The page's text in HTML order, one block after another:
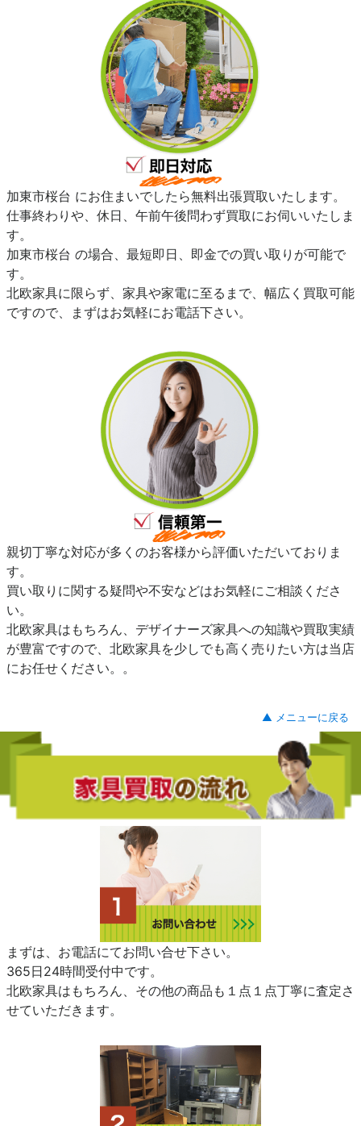
加東市桜台 にお住まいでしたら無料出張買取いたします。
仕事終わりや、休日、午前午後問わず買取にお伺いいたしま
す。
加東市桜台 の場合、最短即日、即金での買い取りが可能で
す。
北欧家具に限らず、家具や家電に至るまで、幅広く買取可能
ですので、まずはお気軽にお電話下さい。
親切丁寧な対応が多くのお客様から評価いただいておりま
す。
買い取りに関する疑問や不安などはお気軽にご相談くださ
い。
北欧家具はもちろん、デザイナーズ家具への知識や買取実績
が豊富ですので、北欧家具を少しでも高く売りたい方は当店
にお任せください。。
▲ メニューに戻る
まずは、お電話にてお問い合せ下さい。
365日24時間受付中です。
北欧家具はもちろん、その他の商品も１点１点丁寧に査定さ
せていただきます。